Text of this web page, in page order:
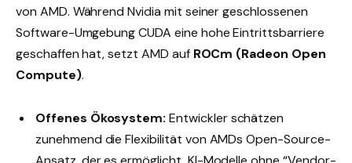
von AMD. Während Nvidia mit seiner geschlossenen
Software-Umgebung CUDA eine hohe Eintrittsbarriere
geschaffen hat, setzt AMD auf ROCm (Radeon Open
Compute).
Offenes Ökosystem: Entwickler schätzen
zunehmend die Flexibilität von AMDs Open-Source-